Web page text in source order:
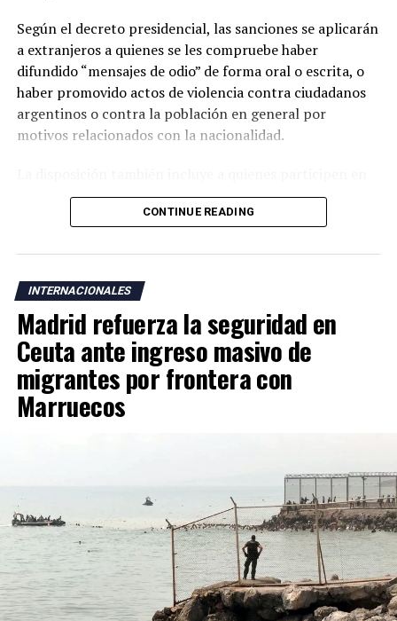
Según el decreto presidencial, las sanciones se aplicarán
a extranjeros a quienes se les compruebe haber
difundido “mensajes de odio” de forma oral o escrita, o
haber promovido actos de violencia contra ciudadanos
argentinos o contra la población en general por
motivos relacionados con la nacionalidad.
actos de “ultraje” a símbolos patrios argentinos o
incentiven la realización de acciones contempladas
Argentina mantiene una larga tradición migratoria y su
Constitución garantiza a los residentes derechos civiles,
además del acceso a servicios como salud, educación y
vivienda bajo determinadas condiciones legales.
La medida fue anunciada después de que el presidente
Javier Milei denunciara la existencia de una supuesta
“campaña antiargentina”, señalamiento para el cual no
como al Partido Demócrata de Estados Unidos.
Desde la Oficina del Presidente señalaron que el decreto
responde a “recientes manifestaciones de hostilidad
contra la República Argentina y los argentinos”, y
afirmaron que “quien ataque a la República Argentina
no es bienvenido en nuestro país”.
CONTINUE READING
INTERNACIONALES
Madrid refuerza la seguridad en
Ceuta ante ingreso masivo de
migrantes por frontera con
Marruecos